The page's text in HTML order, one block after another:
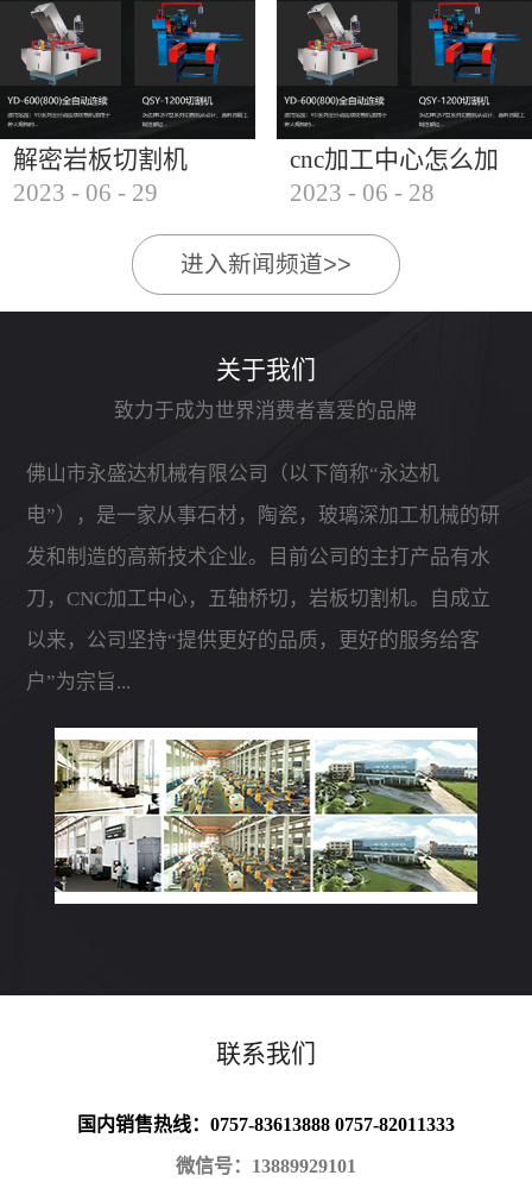
有高效、节能、环保等优点，是现代建筑行业必不可
少的设备之一。但是，如何选择合适的桥切机厂家也
是很多消费者不得不面对的问题。选择一个靠谱的桥
切机厂家，是保证桥切机使用效果和...
解密岩板切割机
2023 - 06 - 29
cnc加工中心怎么加
工石材
2023 - 06 - 28
进入新闻频道>>
关于我们
致力于成为世界消费者喜爱的品牌
佛山市永盛达机械有限公司（以下简称“永达机
电”），是一家从事石材，陶瓷，玻璃深加工机械的研
发和制造的高新技术企业。目前公司的主打产品有水
刀，CNC加工中心，五轴桥切，岩板切割机。自成立
以来，公司坚持“提供更好的品质，更好的服务给客
户”为宗旨...
联系我们
国内销售热线：0757-83613888 0757-82011333
微信号：13889929101